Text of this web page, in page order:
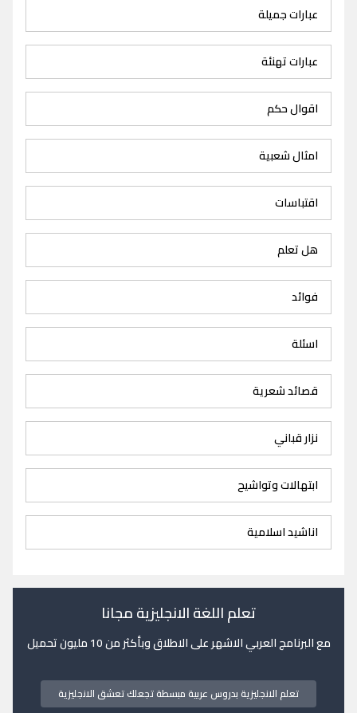
عبارات جميلة
عبارات تهنئة
اقوال حكم
امثال شعبية
اقتباسات
هل تعلم
فوائد
اسئلة
قصائد شعرية
نزار قباني
ابتهالات وتواشيح
اناشيد اسلامية
تعلم اللغة الانجليزية مجانا
مع البرنامج العربي الاشهر على الاطلاق وبأكثر من 10 مليون تحميل
تعلم الانجليزية بدروس عربية مبسطة تجعلك تعشق الانجليزية